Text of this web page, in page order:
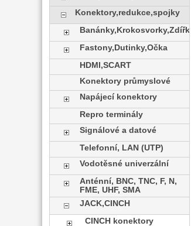
Konektory,redukce,spojky
Banánky,Krokosvorky,Zdířky
Fastony,Dutinky,Očka
HDMI,SCART
Konektory průmyslové
Napájecí konektory
Repro terminály
Signálové a datové
Telefonní, LAN (UTP)
Vodotěsné univerzální
Anténní, BNC, TNC, F, N,
FME, UHF, SMA
JACK,CINCH
CINCH konektory